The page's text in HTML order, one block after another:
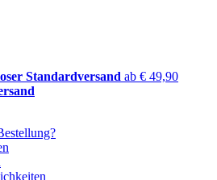
Standardversand ab € 49,90